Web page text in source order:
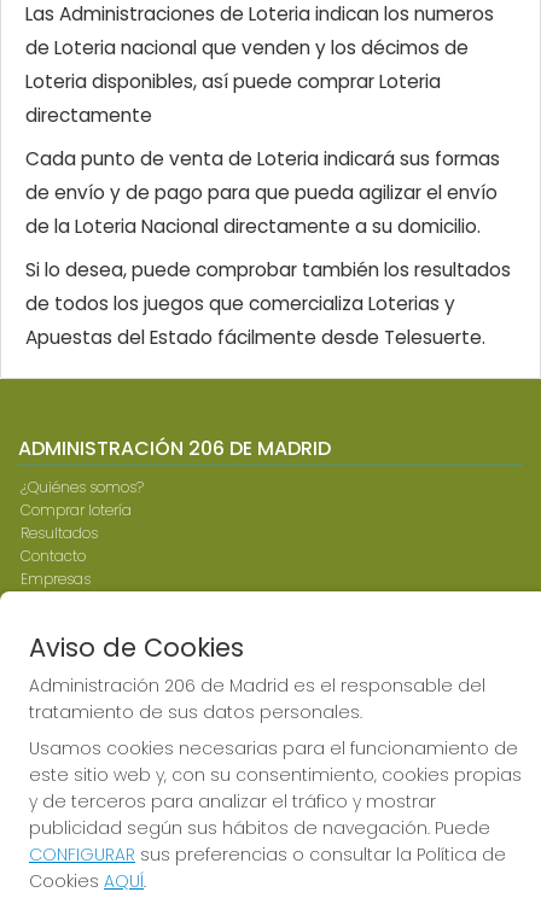
Las Administraciones de Loteria indican los numeros
de Loteria nacional que venden y los décimos de
Loteria disponibles, así puede comprar Loteria
directamente
Cada punto de venta de Loteria indicará sus formas
de envío y de pago para que pueda agilizar el envío
de la Loteria Nacional directamente a su domicilio.
Si lo desea, puede comprobar también los resultados
de todos los juegos que comercializa Loterias y
Apuestas del Estado fácilmente desde Telesuerte.
ADMINISTRACIÓN 206 DE MADRID
¿Quiénes somos?
Comprar lotería
Resultados
Contacto
Empresas
Boletos digitales
Registro
CONTACTO
ADMINISTRACION DE LOTERIAS: 206-MADRID - RECEPTOR
OFICIAL: 97575 Teresa y julia
pedidos@admon206teresayjulia.es
Aviso de Cookies
Administración 206 de Madrid es el responsable del
tratamiento de sus datos personales.
Usamos cookies necesarias para el funcionamiento de
este sitio web y, con su consentimiento, cookies propias
y de terceros para analizar el tráfico y mostrar
publicidad según sus hábitos de navegación. Puede
CONFIGURAR sus preferencias o consultar la Política de
Cookies AQUÍ.